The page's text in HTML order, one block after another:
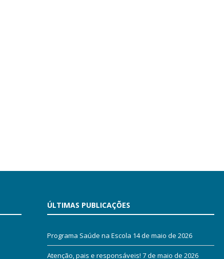
ÚLTIMAS PUBLICAÇÕES
Programa Saúde na Escola 14 de maio de 2026
Atenção, pais e responsáveis! 7 de maio de 2026